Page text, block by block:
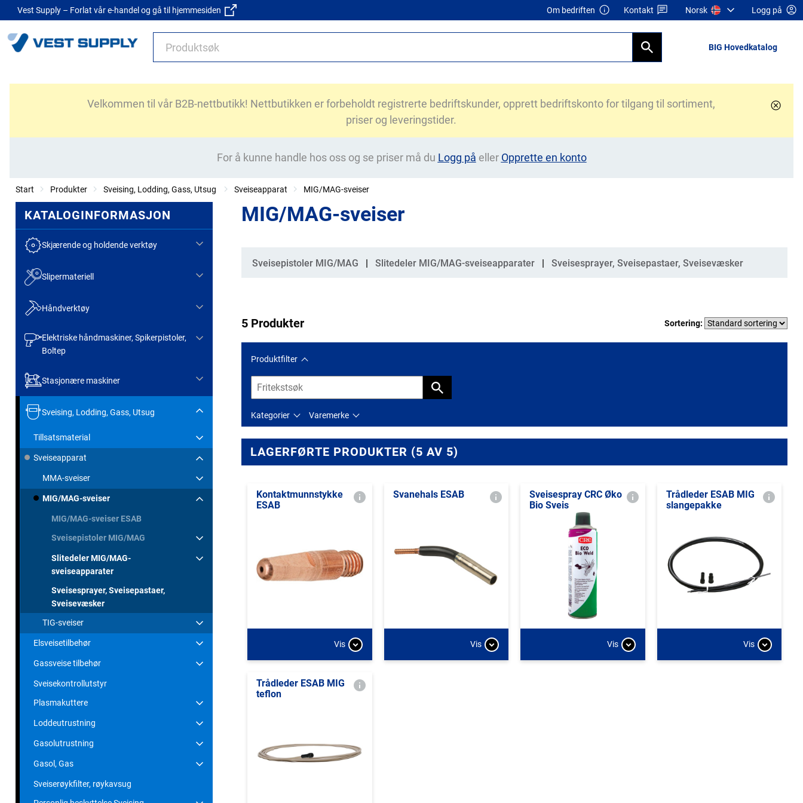
Vest Supply – Forlat vår e-handel og gå til hjemmesiden Om bedriften Kontakt Norsk Logg på
BIG Hovedkatalog
Velkommen til vår B2B-nettbutikk! Nettbutikken er forbeholdt registrerte bedriftskunder, opprett bedriftskonto for tilgang til sortiment,
priser og leveringstider.
For å kunne handle hos oss og se priser må du Logg på eller Opprette en konto
Start Produkter Sveising, Lodding, Gass, Utsug Sveiseapparat MIG/MAG-sveiser
KATALOGINFORMASJON
Skjærende og holdende verktøy
Slipermateriell
Håndverktøy
Elektriske håndmaskiner, Spikerpistoler,
Boltep
Stasjonære maskiner
Sveising, Lodding, Gass, Utsug
Tillsatsmaterial
Sveiseapparat
MMA-sveiser
MIG/MAG-sveiser
MIG/MAG-sveiser ESAB
Sveisepistoler MIG/MAG
Slitedeler MIG/MAG-
sveiseapparater
Sveisesprayer, Sveisepastaer,
Sveisevæsker
TIG-sveiser
Elsveisetilbehør
Gassveise tilbehør
Sveisekontrollutstyr
Plasmakuttere
Loddeutrustning
Gasolutrustning
Gasol, Gas
Sveiserøykfilter, røykavsug
MIG/MAG-sveiser
Kategorier
Sveisepistoler MIG/MAG Slitedeler MIG/MAG-sveiseapparater Sveisesprayer, Sveisepastaer, Sveisevæsker
5 Produkter Sortering:
Produktfilter
Kategorier Varemerke
LAGERFØRTE PRODUKTER (5 AV 5)
Kontaktmunnstykke
ESAB
Vis
Svanehals ESAB
Vis
Sveisespray CRC Øko
Bio Sveis
Vis
Trådleder ESAB MIG
slangepakke
Vis
Trådleder ESAB MIG
teflon